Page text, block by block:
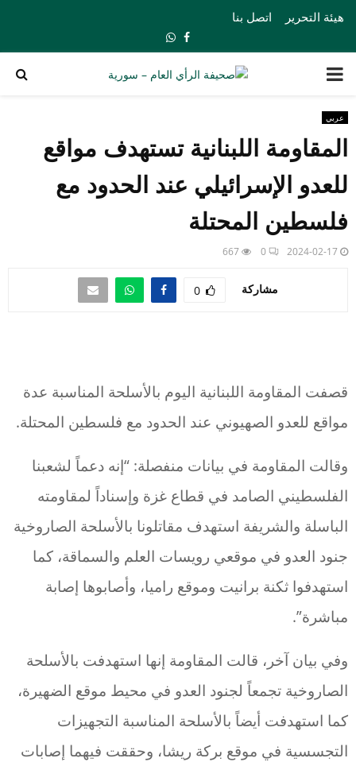
هيئة التحرير اتصل بنا
Facebook
Whatsapp
PRIMARY
MENU
عربي
المقاومة اللبنانية تستهدف مواقع
للعدو الإسرائيلي عند الحدود مع
فلسطين المحتلة
2024-02-17
0
667
مشاركة 0
قصفت المقاومة اللبنانية اليوم بالأسلحة المناسبة عدة
مواقع للعدو الصهيوني عند الحدود مع فلسطين المحتلة.
وقالت المقاومة في بيانات منفصلة: “إنه دعماً لشعبنا
الفلسطيني الصامد في قطاع غزة وإسناداً لمقاومته
الباسلة والشريفة استهدف مقاتلونا بالأسلحة الصاروخية
جنود العدو في موقعي رويسات العلم والسماقة، كما
استهدفوا ثكنة برانيت وموقع راميا، وأصابوها إصابة
مباشرة”.
وفي بيان آخر، قالت المقاومة إنها استهدفت بالأسلحة
الصاروخية تجمعاً لجنود العدو في محيط موقع الضهيرة،
كما استهدفت أيضاً بالأسلحة المناسبة التجهيزات
التجسسية في موقع بركة ريشا، وحققت فيهما إصابات